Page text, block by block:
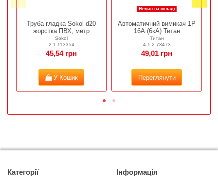
Труба гладка Sokol d20
жорстка ПВХ, метр
Sokol
2.1.113354
45,54 грн
У Кошик
Немає на складі
Автоматичний вимикач 1Р
16А (6кА) Титан
Титан
4.1.2.73473
49,01 грн
Переглянути
Категорії Інформація